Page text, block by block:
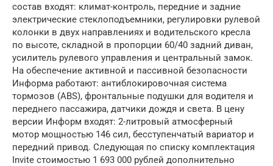
состав входят: климат-контроль, передние и задние
электрические стеклоподъемники, регулировки рулевой
колонки в двух направлениях и водительского кресла
по высоте, складной в пропорции 60/40 задний диван,
усилитель рулевого управления и центральный замок.
На обеспечение активной и пассивной безопасности
Информа работают: антиблокировочная система
тормозов (ABS), фронтальные подушки для водителя и
переднего пассажира, датчики дождя и света. В цену
версии Информ входят: 2-литровый атмосферный
мотор мощностью 146 сил, бесступенчатый вариатор и
передний привод. Следующая по списку комплектация
Invite стоимостью 1 693 000 рублей дополнительно